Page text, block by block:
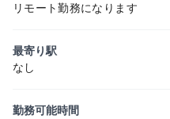
リモート勤務になります
最寄り駅
なし
勤務可能時間